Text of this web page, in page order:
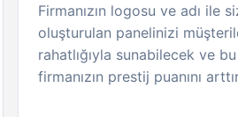
Firmanızın logosu ve adı ile
oluşturulan panelinizi
rahatlığıyla sunabilecek ve
firmanızın prestij puanını